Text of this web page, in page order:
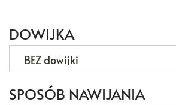
DOWIJKA
SPOSÓB NAWIJANIA